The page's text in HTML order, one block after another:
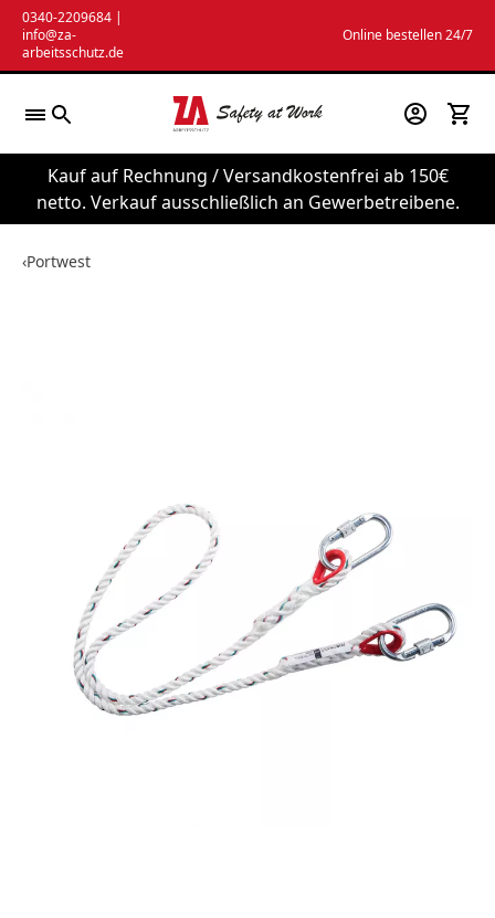
Zum
Inhalt
springen
0340-2209684 |
info@za-
arbeitsschutz.de
Online bestellen 24/7
Kauf auf Rechnung / Versandkostenfrei ab 150€
netto. Verkauf ausschließlich an Gewerbetreibene.
‹Portwest